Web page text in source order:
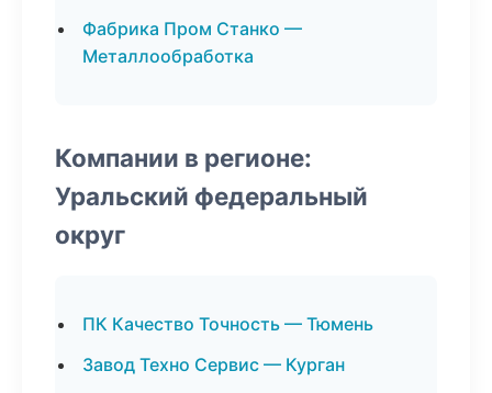
Фабрика Пром Станко —
Металлообработка
Компании в регионе:
Уральский федеральный
округ
ПК Качество Точность — Тюмень
Завод Техно Сервис — Курган